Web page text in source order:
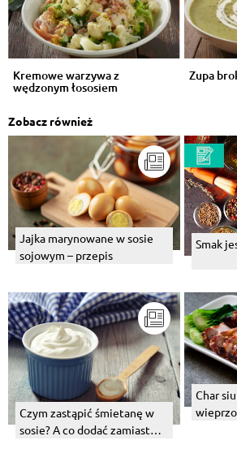
Kremowe warzywa z
wędzonym łososiem
Zupa
Zobacz również
Jajka marynowane w sosie
sojowym – przepis
Smak
Czym zastąpić śmietanę w
sosie? A co dodać zamiast
Char